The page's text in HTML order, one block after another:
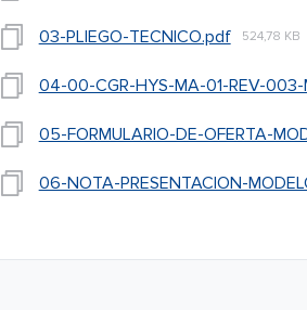
03-PLIEGO-TECNICO.pdf 524,78 KB
04-00-CGR-HYS-MA-01-REV-
05-FORMULARIO-DE-OFERTA-
06-NOTA-PRESENTACION-